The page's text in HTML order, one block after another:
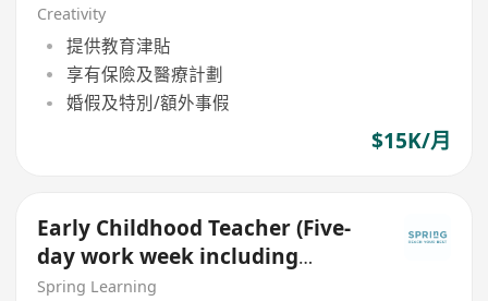
Creativity
提供教育津貼
享有保險及醫療計劃
婚假及特別/額外事假
$15K/月
Early Childhood Teacher (Five-
day work week including
Saturday and Sunday)
Spring Learning